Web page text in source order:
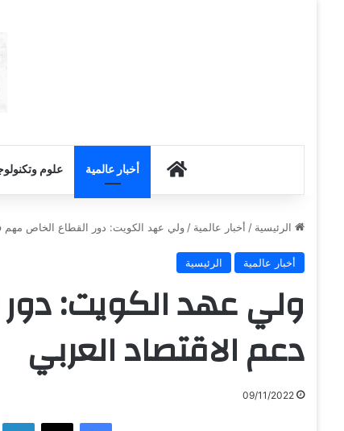
أخبار الكويت
أخبار عالمية علوم
الرئيسية / أخبار عالمية / ولي عهد الكويت: دور القطاع الخاص مهم
أخبار عالمية الرئيسية
ولي عهد الكويت:
دعم الاقتصاد العربي
09/11/2022
فيسبوك ‫X